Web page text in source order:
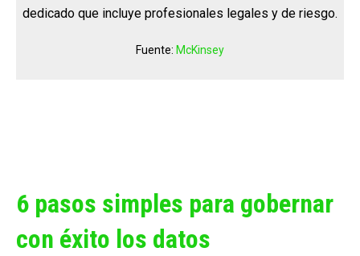
dedicado que incluye profesionales legales y de riesgo.
Fuente: McKinsey
6 pasos simples para gobernar
con éxito los datos